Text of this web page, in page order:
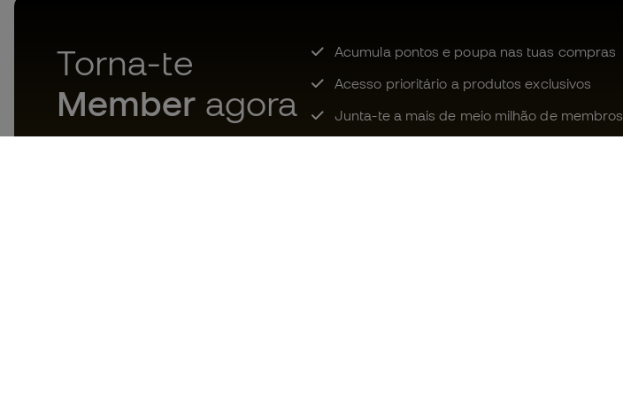
Torna-te
Member agora
Acumula pontos e poupa nas tuas compras
Acesso prioritário a produtos exclusivos
Junta-te a mais de meio milhão de membros